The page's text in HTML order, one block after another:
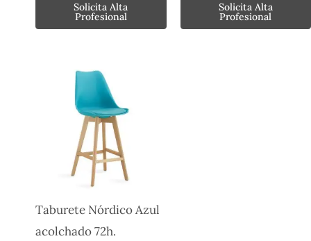
Solicita Alta
Profesional
Solicita Alta
Profesional
Taburete Nórdico Azul
acolchado 72h.